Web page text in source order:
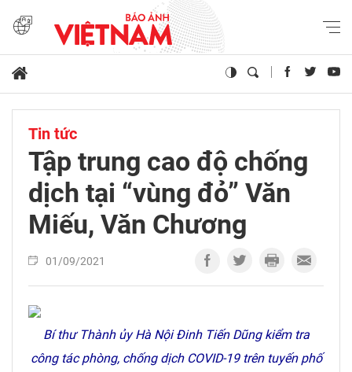
Tin tức
Tập trung cao độ chống
dịch tại “vùng đỏ” Văn
Miếu, Văn Chương
01/09/2021
Bí thư Thành ủy Hà Nội Đinh Tiến Dũng kiểm tra
công tác phòng, chống dịch COVID-19 trên tuyến phố